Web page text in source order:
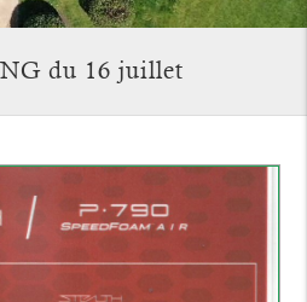
du 16 juillet